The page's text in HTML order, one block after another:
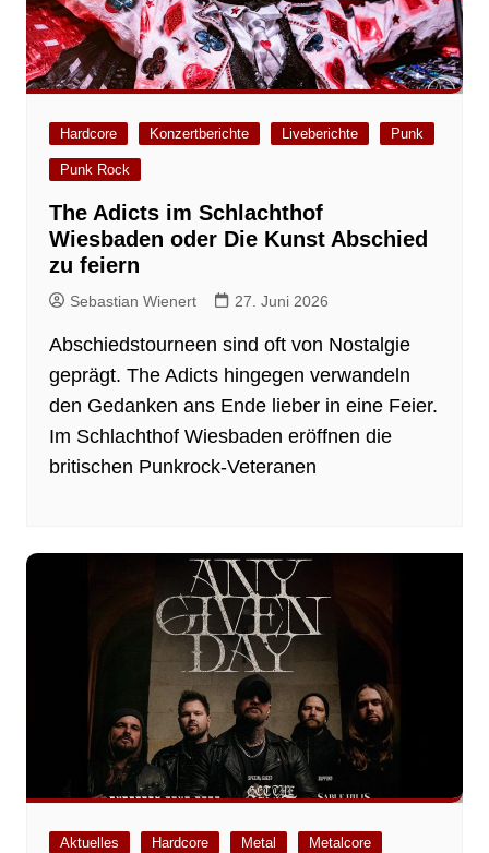
Hardcore Konzertberichte Liveberichte Punk
Punk Rock
The Adicts im Schlachthof
Wiesbaden oder Die Kunst Abschied
zu feiern
Sebastian Wienert 27. Juni 2026
Abschiedstourneen sind oft von Nostalgie
geprägt. The Adicts hingegen verwandeln
den Gedanken ans Ende lieber in eine Feier.
Im Schlachthof Wiesbaden eröffnen die
britischen Punkrock-Veteranen
Aktuelles Hardcore Metal Metalcore